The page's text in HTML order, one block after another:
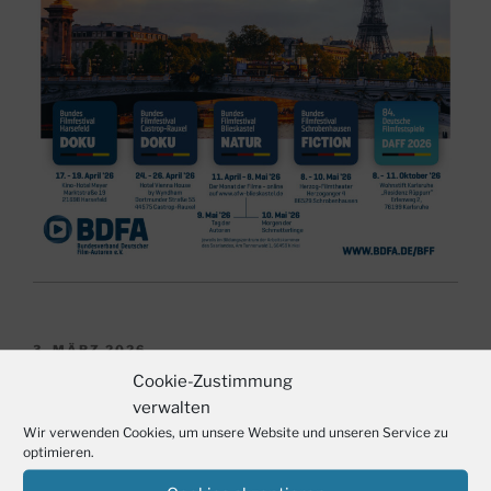
Cookie-Zustimmung
verwalten
Wir verwenden Cookies, um unsere Website und unseren Service zu
optimieren.
VERÖFFENTLICHT
3. MÄRZ 2026
Clubabend „Halbgar – fast fertige Filme“